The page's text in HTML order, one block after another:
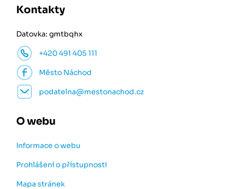
Kontakty
Datovka: gmtbqhx
+420 491 405 111
Město Náchod
podatelna@mestonachod.cz
O webu
Informace o webu
Prohlášení o přístupnosti
Mapa stránek